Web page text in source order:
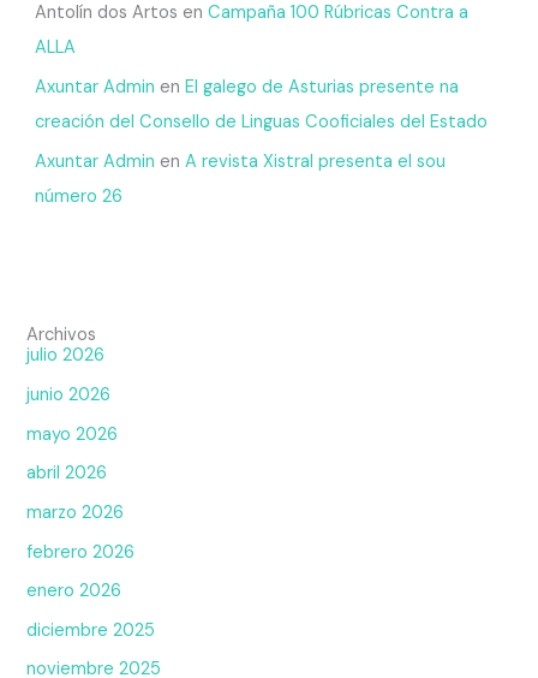
Antolín dos Artos en Campaña 100 Rúbricas Contra a
ALLA
Axuntar Admin en El galego de Asturias presente na
creación del Consello de Linguas Cooficiales del Estado
Axuntar Admin en A revista Xistral presenta el sou
número 26
Archivos
julio 2026
junio 2026
mayo 2026
abril 2026
marzo 2026
febrero 2026
enero 2026
diciembre 2025
noviembre 2025